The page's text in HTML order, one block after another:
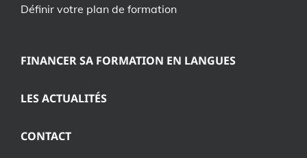
Définir votre plan de formation
FINANCER SA FORMATION EN LANGUES
LES ACTUALITÉS
CONTACT